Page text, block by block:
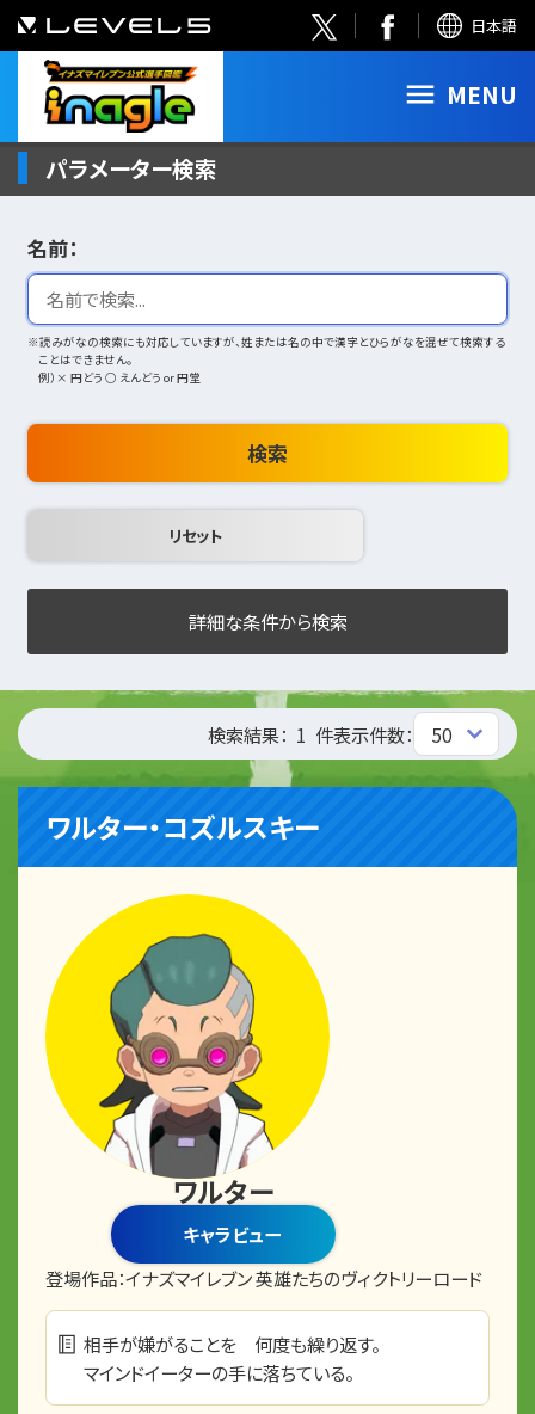
日本語
MENU
パラメーター検索
名前：
※読みがなの検索にも対応していますが、姓または名の中で漢字とひらがなを混ぜて検索する
ことはできません。
例）× 円どう ○ えんどう or 円堂
検索
詳細な条件から検索
検索結果： 1 件表示件数：
ワルター・コズルスキー
ワルター
キャラビュー
登場作品：イナズマイレブン 英雄たちのヴィクトリーロード
相手が嫌がることを 何度も繰り返す。
マインドイーターの手に落ちている。